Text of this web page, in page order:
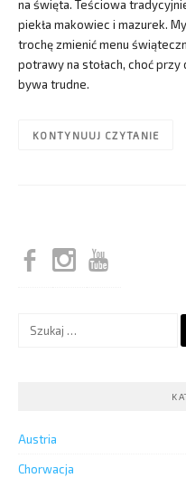
na święta. Teściowa
piekła makowiec i mazurek.
trochę zmienić menu
potrawy na stołach, choć
bywa trudne.
KONTYNUUJ CZYTANIE
Szukaj:
Austria
Chorwacja